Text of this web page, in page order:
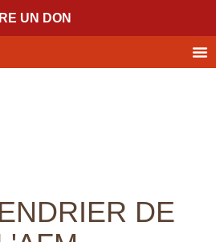
UN DON
DE